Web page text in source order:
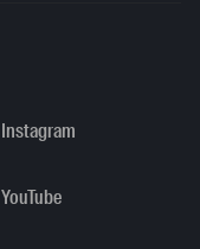
Instagram
YouTube